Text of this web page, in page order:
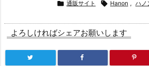
 通販サイト  Hanon , ハノ
よろしければシェアお願いします